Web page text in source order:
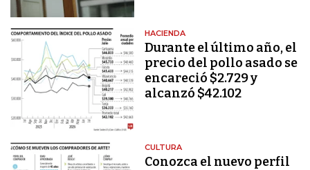
HACIENDA
Durante el último año, el
precio del pollo asado se
encareció $2.729 y
alcanzó $42.102
CULTURA
Conozca el nuevo perfil